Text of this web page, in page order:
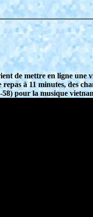
de mettre en ligne une
à 11 minutes, des
pour la musique